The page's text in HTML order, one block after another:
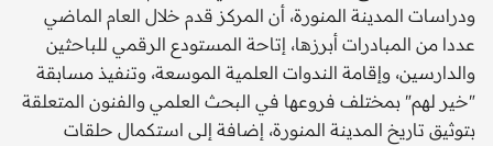
ودراسات المدينة المنورة، أن المركز قدم خلال العام الماضي
عددا من المبادرات أبرزها، إتاحة المستودع الرقمي للباحثين
والدارسين، وإقامة الندوات العلمية الموسعة، وتنفيذ مسابقة
"خير لهم" بمختلف فروعها في البحث العلمي والفنون المتعلقة
بتوثيق تاريخ المدينة المنورة، إضافة إلى استكمال حلقات